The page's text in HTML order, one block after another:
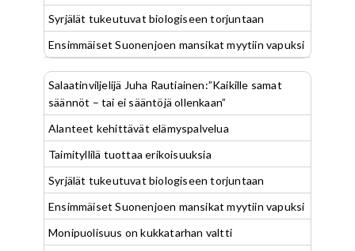
Syrjälät tukeutuvat biologiseen torjuntaan
Ensimmäiset Suonenjoen mansikat myytiin vapuksi
Salaatinviljelijä Juha Rautiainen:”Kaikille samat
säännöt – tai ei sääntöjä ollenkaan”
Alanteet kehittävät elämyspalvelua
Taimityllilä tuottaa erikoisuuksia
Syrjälät tukeutuvat biologiseen torjuntaan
Ensimmäiset Suonenjoen mansikat myytiin vapuksi
Monipuolisuus on kukkatarhan valtti